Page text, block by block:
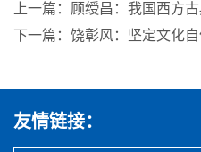
上一篇：顾绶昌：我国西方
下一篇：饶彰风：坚定文化
友情链接：